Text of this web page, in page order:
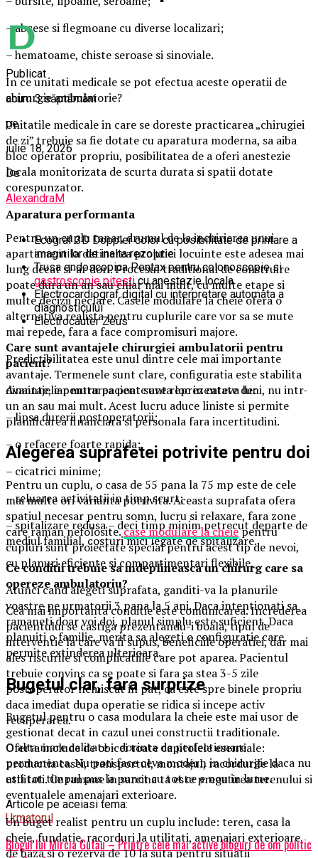
– abcese si flegmoane cu diverse localizari;
– hematoame, chiste seroase si sinoviale.
In ce unitati medicale se pot efectua aceste operatii de
chirurgie ambulatorie?
Unitatile medicale in care se doreste practicarea „chirugiei
de zi” trebuie sa fie dotate cu aparatura moderna, sa aiba
bloc operator propriu, posibilitatea de a oferi anestezie
locala monitorizata de scurta durata si spatii dotate
corespunzator.
Aparatura performanta
Ecograf 3D Doppler color cu posibilitate de printare a
imaginilor de inalta rezolutie
Trusa endoscopica Pentax pentru colonoscopie si
gastroscopie pitesticu anestezie locala
Electrocardiograf digital cu interpretare automata a
diagnosticului
Electrocauter Zeus
Care sunt avantajele chirurgiei ambulatorii pentru
pacient?
Avantajele pentru pacient sunt reprezentate de:
– lipsa durerii postoperatorii;
– o refacere foarte rapida;
– cicatrici minime;
– reluarea activitatii in timp scurt;
– spitalizare redusa – deci timp minim petrecut departe de
mediul familial, costuri mici legate de spitalizare.
Ce conditii trebuie sa indeplineasca un chirurg care sa
opereze ambulatoriu?
Cea mai importanta conditie este comunicarea. Increderea
pacientului se castiga prezentandu-i boala, tipul de
interventie la care va fi supus, beneficiile operatiei, dar mai
ales riscurile si complicatiile care pot aparea. Pacientul
trebuie convins ca se poate si fara sa stea 3-5 zile
postoperator nemiscat in pat, ca este spre binele propriu
daca imediat dupa operatie se ridica si incepe activ
recuperarea.
O alta mare calitate – dorinta de perfectionare
permanenta. Nu poti face ceva modern in chirurgie daca nu
esti tot timpul pus la punct cu tot ce e nou in lume.
Articole pe aceiasi tema:
Urmatorul
Blogul lui Mircia Gutău – Printre cele mai active bloguri de om politic
Publicat
acum 3 săptămâni
pe
iulie 18, 2026
De
AlexandraM
Pentru un cuplu tanar, drumul de la inchirierea unui
apartament la detinerea propriei locuinte este adesea mai
lung decat si-ar dori. Procesul traditional de construire
poate dura un an sau chiar mai mult, cu multe etape si
multe decizii neclare. Casele modulare la cheie ofera o
alternativa realista pentru cuplurile care vor sa se mute
mai repede, fara a face compromisuri majore.
Predictibilitatea este unul dintre cele mai importante
avantaje. Termenele sunt clare, configuratia este stabilita
dinainte, iar mutarea poate avea loc in cateva luni, nu intr-
un an sau mai mult. Acest lucru aduce liniste si permite
planificarea financiara si personala fara incertitudini.
Alegerea suprafetei potrivite pentru doi
Pentru un cuplu, o casa de 55 pana la 75 mp este de cele
mai multe ori varianta potrivita. Aceasta suprafata ofera
spatiul necesar pentru somn, lucru si relaxare, fara zone
care raman nefolosite.case modulare la cheiepentru
cupluri sunt proiectate special pentru acest tip de nevoi,
cu planuri eficiente si compartimentari flexibile.
Atunci cand alegeti suprafata, ganditi-va la planurile
voastre pe urmatorii 3 pana la 5 ani. Daca intentionati sa
ramaneti doar voi doi, planul simplu este suficient. Daca
planuiti o familie, merita sa alegeti o configuratie care
permite extinderea ulterioara.
Bugetul clar, fara surprize
Bugetul pentru o casa modulara la cheie este mai usor de
gestionat decat in cazul unei constructii traditionale.
Oferta include de obicei toate capitolele esentiale:
productia casei, transportul, montajul, racordurile la
utilitati. Ce ramane in sarcina ta este pregatirea terenului si
eventualele amenajari exterioare.
Un buget realist pentru un cuplu include: teren, casa la
cheie, fundatie, racorduri la utilitati, amenajari exterioare
de baza si o rezerva de 10 la suta pentru situatii